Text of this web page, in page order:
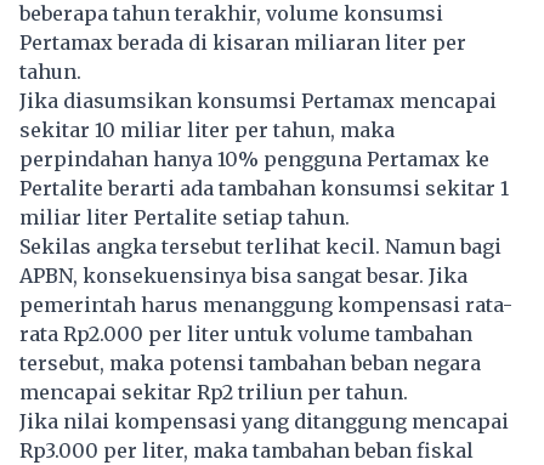
beberapa tahun terakhir, volume konsumsi
Pertamax berada di kisaran miliaran liter per
tahun.
Jika diasumsikan konsumsi Pertamax mencapai
sekitar 10 miliar liter per tahun, maka
perpindahan hanya 10% pengguna Pertamax ke
Pertalite berarti ada tambahan konsumsi sekitar 1
miliar liter Pertalite setiap tahun.
Sekilas angka tersebut terlihat kecil. Namun bagi
APBN, konsekuensinya bisa sangat besar. Jika
pemerintah harus menanggung kompensasi rata-
rata Rp2.000 per liter untuk volume tambahan
tersebut, maka potensi tambahan beban negara
mencapai sekitar Rp2 triliun per tahun.
Jika nilai kompensasi yang ditanggung mencapai
Rp3.000 per liter, maka tambahan beban fiskal